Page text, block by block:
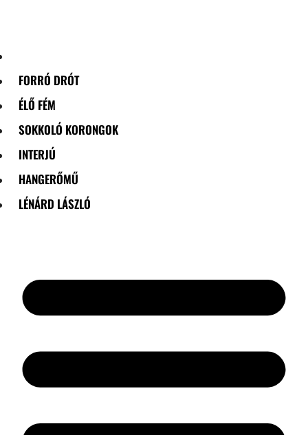
FORRÓ DRÓT
ÉLŐ FÉM
SOKKOLÓ KORONGOK
INTERJÚ
HANGERŐMŰ
LÉNÁRD LÁSZLÓ